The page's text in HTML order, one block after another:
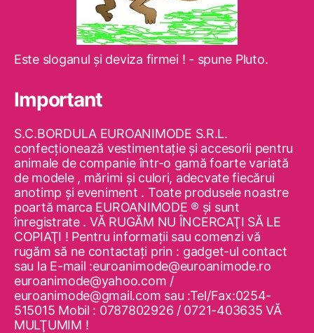
Este sloganul şi deviza firmei ! - spune Pluto.
Important
S.C.BORDULA EUROANIMODE S.R.L.
confecţionează vestimentaţie şi accesorii pentru
animale de companie într-o gamă foarte variată
de modele , mărimi şi culori, adecvate fiecărui
anotimp şi eveniment . Toate produsele noastre
poartă marca EUROANIMODE ® şi sunt
înregistrate . VĂ RUGĂM NU ÎNCERCAŢI SĂ LE
COPIAŢI ! Pentru informaţii sau comenzi vă
rugăm să ne contactaţi prin : gadget-ul contact
sau la E-mail :euroanimode@euroanimode.ro
euroanimode@yahoo.com /
euroanimode@gmail.com sau :Tel/Fax:0254-
515015 Mobil : 0787802926 / 0721-403635 VĂ
MULŢUMIM !